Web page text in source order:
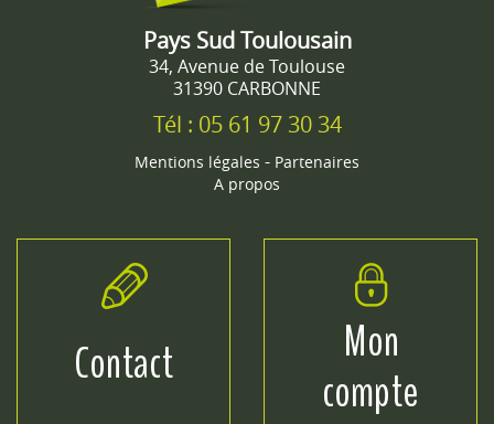
Pays Sud Toulousain
34, Avenue de Toulouse
31390 CARBONNE
Tél : 05 61 97 30 34
Mentions légales - Partenaires
A propos
Contact
Mon
compte